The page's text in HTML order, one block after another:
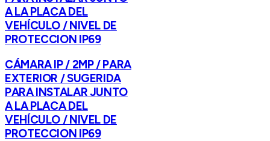
A LA PLACA DEL
VEHÍCULO / NIVEL DE
PROTECCION IP69
CÁMARA IP / 2MP / PARA
EXTERIOR / SUGERIDA
PARA INSTALAR JUNTO
A LA PLACA DEL
VEHÍCULO / NIVEL DE
PROTECCION IP69